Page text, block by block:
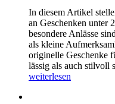
In diesem Artikel
an Geschenken unter
besondere Anlässe
als kleine
originelle Geschenke
lässig als auch
weiterlesen